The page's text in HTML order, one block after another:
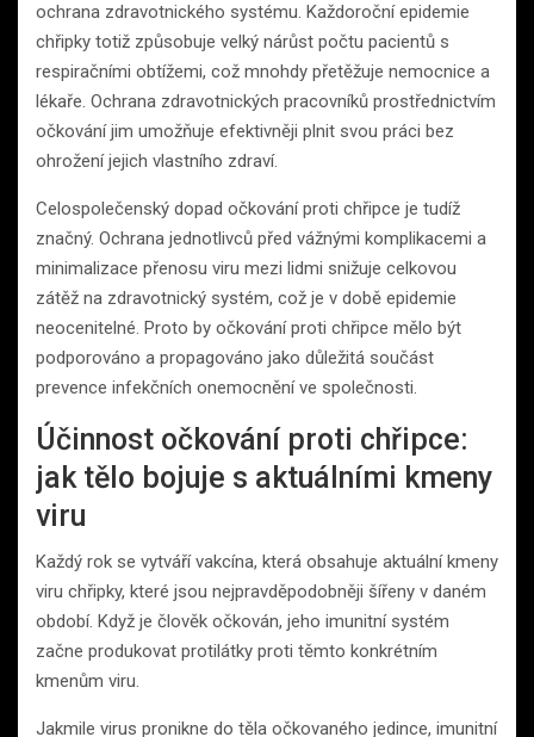
ochrana zdravotnického systému. Každoroční epidemie
chřipky totiž způsobuje velký nárůst počtu pacientů s
respiračními obtížemi, což mnohdy přetěžuje nemocnice a
lékaře. Ochrana zdravotnických pracovníků prostřednictvím
očkování jim umožňuje efektivněji plnit svou práci bez
ohrožení jejich vlastního zdraví.
Celospolečenský dopad očkování proti chřipce je tudíž
značný. Ochrana jednotlivců před vážnými komplikacemi a
minimalizace přenosu viru mezi lidmi snižuje celkovou
zátěž na zdravotnický systém, což je v době epidemie
neocenitelné. Proto by očkování proti chřipce mělo být
podporováno a propagováno jako důležitá součást
prevence infekčních onemocnění ve společnosti.
Účinnost očkování proti chřipce:
jak tělo bojuje s aktuálními kmeny
viru
Každý rok se vytváří vakcína, která obsahuje aktuální kmeny
viru chřipky, které jsou nejpravděpodobněji šířeny v daném
období. Když je člověk očkován, jeho imunitní systém
začne produkovat protilátky proti těmto konkrétním
kmenům viru.
Jakmile virus pronikne do těla očkovaného jedince, imunitní